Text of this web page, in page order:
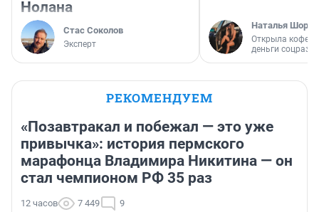
Нолана
Стас Соколов
Эксперт
Наталья
Открыла
деньги
РЕКОМЕНДУЕМ
«Позавтракал и побежал — это уже
привычка»: история пермского
марафонца Владимира Никитина — он
стал чемпионом РФ 35 раз
12 часов 7 449 9